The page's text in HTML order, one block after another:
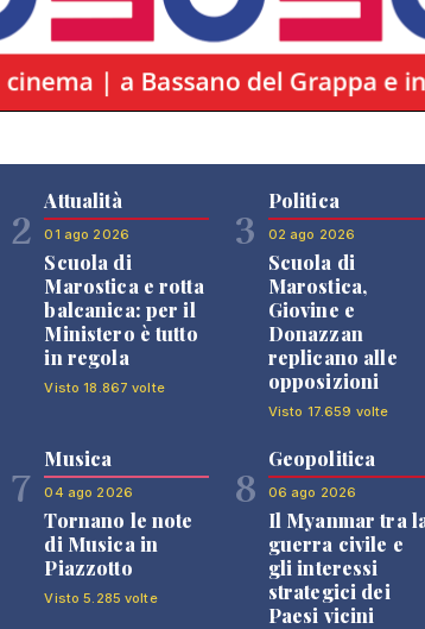
2
Attualità
01 ago 2026
Scuola di
Marostica e rotta
balcanica: per il
Ministero è tutto
in regola
Visto 18.867 volte
3
Politica
02 ago 2026
Scuola di
Marostica,
Giovine e
Donazzan
replicano alle
opposizioni
Visto 17.659 volte
7
Musica
04 ago 2026
Tornano le note
di Musica in
Piazzotto
Visto 5.285 volte
8
Geopolitica
06 ago 2026
Il Myanmar tra
guerra civile e
gli interessi
strategici dei
Paesi vicini